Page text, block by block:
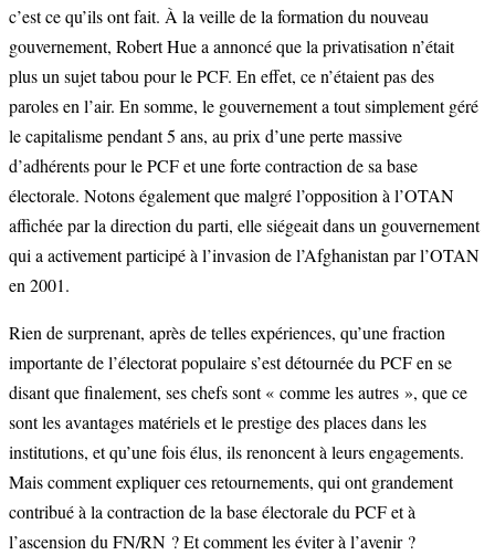
c’est ce qu’ils ont fait. À la veille de la formation du nouveau
gouvernement, Robert Hue a annoncé que la privatisation n’était
plus un sujet tabou pour le PCF. En effet, ce n’étaient pas des
paroles en l’air. En somme, le gouvernement a tout simplement géré
le capitalisme pendant 5 ans, au prix d’une perte massive
d’adhérents pour le PCF et une forte contraction de sa base
électorale. Notons également que malgré l’opposition à l’OTAN
affichée par la direction du parti, elle siégeait dans un gouvernement
qui a activement participé à l’invasion de l’Afghanistan par l’OTAN
en 2001.
Rien de surprenant, après de telles expériences, qu’une fraction
importante de l’électorat populaire s’est détournée du PCF en se
disant que finalement, ses chefs sont « comme les autres », que ce
sont les avantages matériels et le prestige des places dans les
institutions, et qu’une fois élus, ils renoncent à leurs engagements.
Mais comment expliquer ces retournements, qui ont grandement
contribué à la contraction de la base électorale du PCF et à
l’ascension du FN/RN ? Et comment les éviter à l’avenir ?